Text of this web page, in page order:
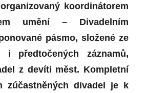
organizovaný koordinátorem
umění – Divadelním
é pásmo, složené ze
i předtočených záznamů,
z devíti měst. Kompletní
zúčastněných divadel je k